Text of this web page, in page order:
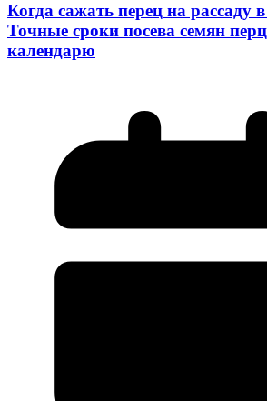
Когда сажать перец на рассаду
Точные сроки посева семян
календарю